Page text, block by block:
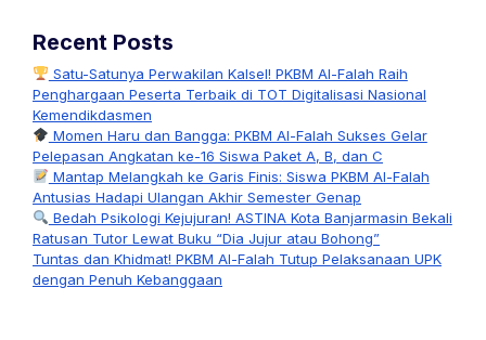
Recent Posts
Satu-Satunya Perwakilan Kalsel! PKBM Al-Falah Raih
Penghargaan Peserta Terbaik di TOT Digitalisasi Nasional
Kemendikdasmen
Momen Haru dan Bangga: PKBM Al-Falah Sukses Gelar
Pelepasan Angkatan ke-16 Siswa Paket A, B, dan C
Mantap Melangkah ke Garis Finis: Siswa PKBM Al-Falah
Antusias Hadapi Ulangan Akhir Semester Genap
Bedah Psikologi Kejujuran! ASTINA Kota Banjarmasin Bekali
Ratusan Tutor Lewat Buku “Dia Jujur atau Bohong”
Tuntas dan Khidmat! PKBM Al-Falah Tutup Pelaksanaan UPK
dengan Penuh Kebanggaan